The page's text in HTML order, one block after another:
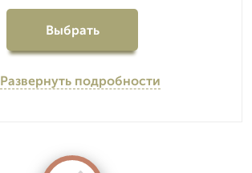
Выбрать
Развернуть подробности